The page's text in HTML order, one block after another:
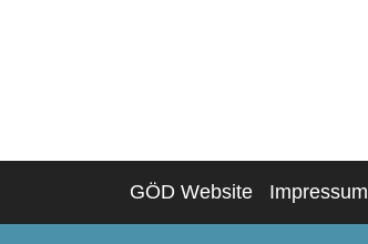
GÖD Website Impressum